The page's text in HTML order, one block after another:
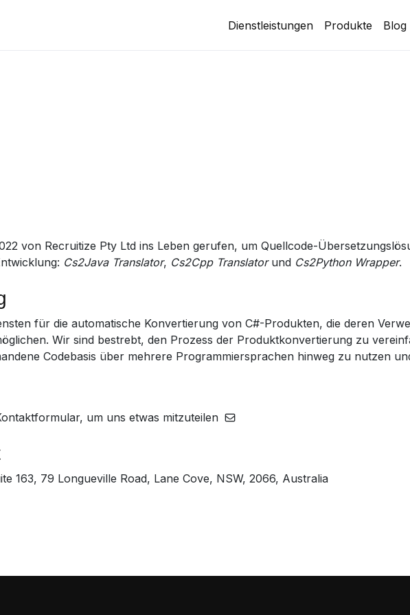
Dienstleistungen Produkte Blog
von Recruitize Pty Ltd ins Leben gerufen, um Quellcode-
Cs2Java Translator, Cs2Cpp Translatorund Cs2Python Wrapper.
für die automatische Konvertierung von C#-Produkten, die deren
Wir sind bestrebt, den Prozess der Produktkonvertierung zu
Codebasis über mehrere Programmiersprachen hinweg zu nutzen
um uns etwas mitzuteilen
163, 79 Longueville Road, Lane Cove, NSW, 2066, Australia